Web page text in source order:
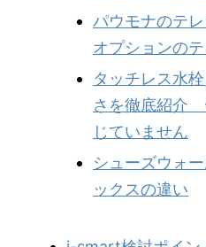
パウモナのテ
オプションの
タッチレス水
さを徹底紹介
じていません
シューズウォ
ックスの違い